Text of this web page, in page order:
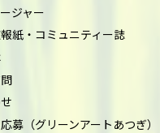
ジャー
紙・コミュニティー誌
募（グリーンアートあつぎ）